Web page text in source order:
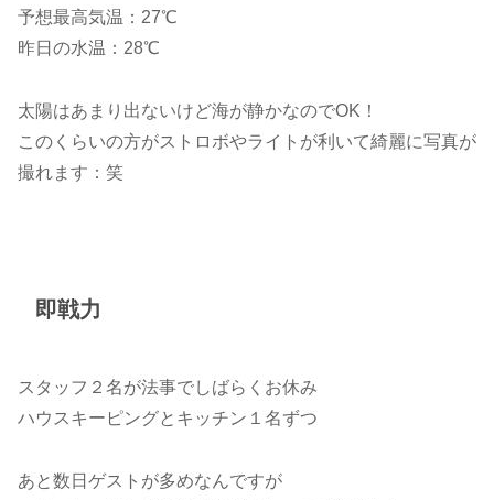
予想最高気温：27℃
昨日の水温：28℃
太陽はあまり出ないけど海が静かなのでOK！
このくらいの方がストロボやライトが利いて綺麗に写真が
撮れます：笑
即戦力
スタッフ２名が法事でしばらくお休み
ハウスキーピングとキッチン１名ずつ
あと数日ゲストが多めなんですが